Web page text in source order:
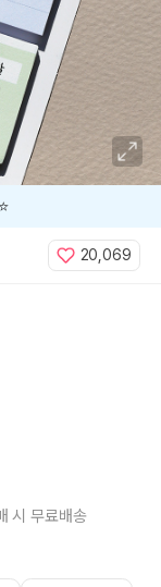
20,069
시 무료배송